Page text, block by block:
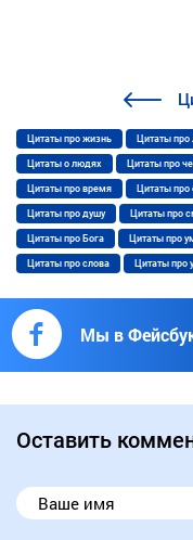
Цитаты про жизнь Цитаты
Цитаты о людях Цитаты про
Цитаты про время Цитаты про
Цитаты про душу Цитаты про
Цитаты про Бога Цитаты про
Цитаты про слова Цитаты про
Мы в
Оставить